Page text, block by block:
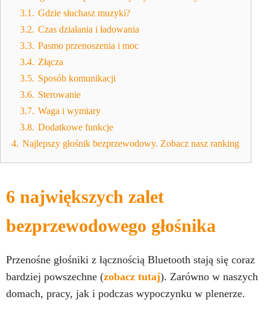
3.1. Gdzie słuchasz muzyki?
3.2. Czas działania i ładowania
3.3. Pasmo przenoszenia i moc
3.4. Złącza
3.5. Sposób komunikacji
3.6. Sterowanie
3.7. Waga i wymiary
3.8. Dodatkowe funkcje
4. Najlepszy głośnik bezprzewodowy. Zobacz nasz ranking
6 największych zalet
bezprzewodowego głośnika
Przenośne głośniki z łącznością Bluetooth stają się coraz
bardziej powszechne (zobacz tutaj). Zarówno w naszych
domach, pracy, jak i podczas wypoczynku w plenerze.